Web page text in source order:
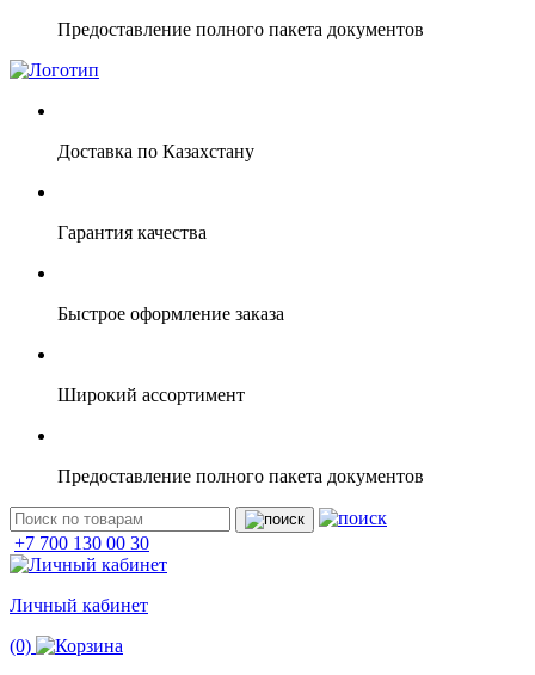
Предоставление полного пакета документов
Доставка по Казахстану
Гарантия качества
Быстрое оформление заказа
Широкий ассортимент
Предоставление полного пакета документов
+7 700 130 00 30
Личный кабинет
(0)